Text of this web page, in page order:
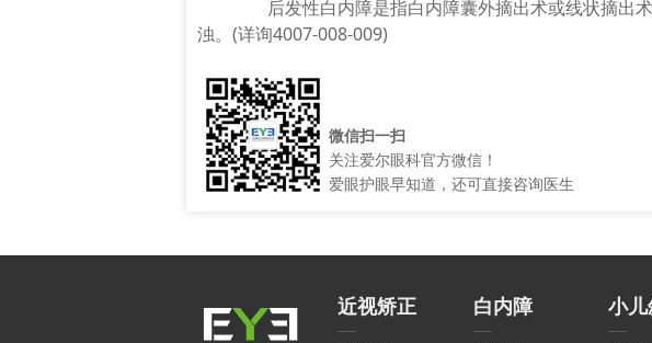
后发性白内障是指白内障囊外摘出术或线状摘出
浊。(详询4007-008-009)
微信扫一扫
关注爱尔眼科官方微信！
爱眼护眼早知道，还可直接咨询医生
近视矫正 白内障 小